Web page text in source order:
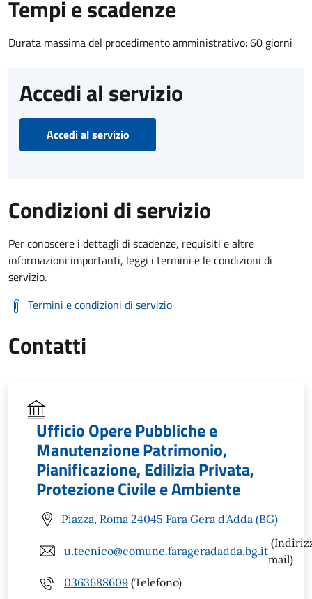
Tempi e scadenze
Durata massima del procedimento amministrativo: 60 giorni
Accedi al servizio
Accedi al servizio
Condizioni di servizio
Per conoscere i dettagli di scadenze, requisiti e altre
informazioni importanti, leggi i termini e le condizioni di
servizio.
Termini e condizioni di servizio
Contatti
Ufficio Opere Pubbliche e
Manutenzione Patrimonio,
Pianificazione, Edilizia Privata,
Protezione Civile e Ambiente
Piazza, Roma 24045 Fara Gera d'Adda (BG)
u.tecnico@comune.farageradadda.bg.it
mail)
0363688609 (Telefono)